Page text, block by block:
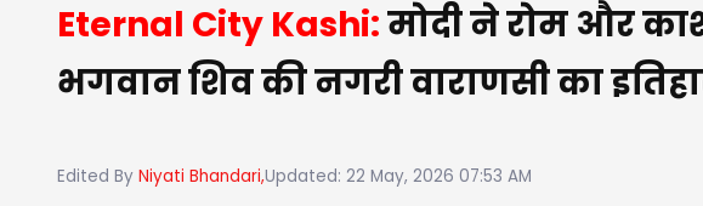
Eternal City Kashi:मोदी ने रोम और
भगवान शिव की नगरी वाराणसी का
Edited By Niyati Bhandari,Updated: 22 May, 2026 07:53 AM